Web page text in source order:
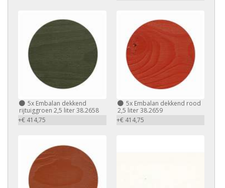
5x Embalan dekkend
rijtuiggroen 2,5 liter 38.2658
+€ 414,75
5x Embalan dekkend rood
2,5 liter 38.2659
+€ 414,75